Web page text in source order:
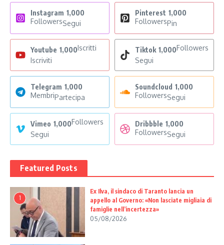
Instagram 1,000
FollowersSegui
Pinterest 1,000
FollowersPin
Youtube 1,000Iscritti
Iscriviti
Tiktok 1,000Followers
Segui
Telegram 1,000
MembriPartecipa
Soundcloud 1,000
FollowersSegui
Vimeo 1,000Followers
Segui
Dribbble 1,000
FollowersSegui
Featured Posts
1
Ex Ilva, il sindaco di Taranto lancia un
appello al Governo: «Non lasciate migliaia di
famiglie nell’incertezza»
05/08/2026